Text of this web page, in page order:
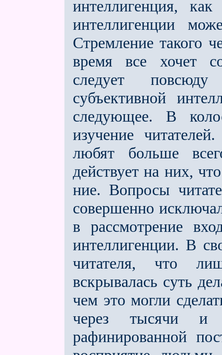
интеллигенция,
интеллигенции
Стремление такого
время все хочет
следует
субъективной
следующее. В
изучение
любят больше
действует на них,
ние. Вопросы
совершенно
в рассмотрение
интеллигенции. В
читателя, что
вскрывалась суть
чем это могли
через тысячи и
рафинированной